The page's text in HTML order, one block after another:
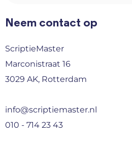
Neem contact op
ScriptieMaster
Marconistraat 16
3029 AK, Rotterdam
info@scriptiemaster.nl
010 - 714 23 43